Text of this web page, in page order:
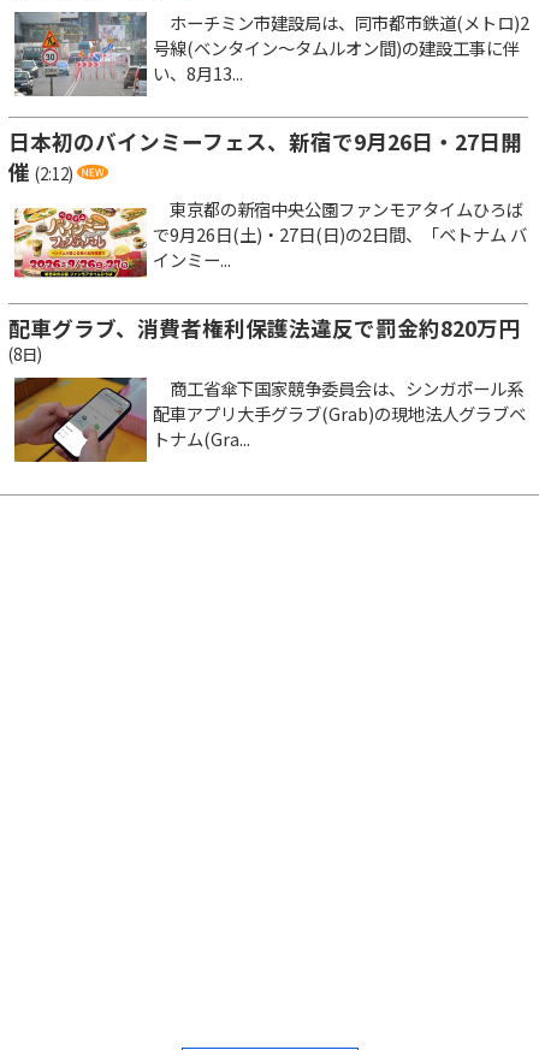
ホーチミン市建設局は、同市都市鉄道(メトロ)2
号線(ベンタイン～タムルオン間)の建設工事に伴
い、8月13...
日本初のバインミーフェス、新宿で9月26日・27日開
催 (2:12)
東京都の新宿中央公園ファンモアタイムひろば
で9月26日(土)・27日(日)の2日間、「ベトナム バ
インミー...
配車グラブ、消費者権利保護法違反で罰金約820万円
(8日)
商工省傘下国家競争委員会は、シンガポール系
配車アプリ大手グラブ(Grab)の現地法人グラブベ
トナム(Gra...